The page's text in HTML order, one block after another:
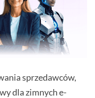
sprzedawców,
dla zimnych e-